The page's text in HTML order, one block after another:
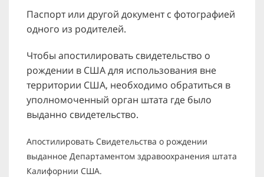
Паспорт или другой документ с фотографией
одного из родителей.
Чтобы апостилировать свидетельство о
рождении в США для использования вне
территории США, необходимо обратиться в
уполномоченный орган штата где было
выданно свидетельство.
Апостилировать Свидетельства о рождении
выданное Департаментом здравоохранения штата
Калифорнии США.